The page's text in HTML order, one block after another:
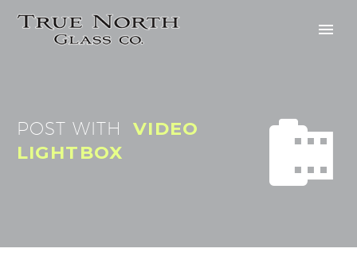


POST WITH
VIDEO
LIGHTBOX